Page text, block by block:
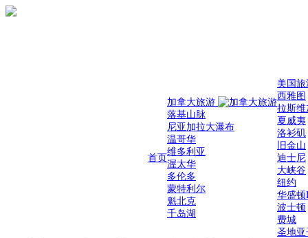
首页
加拿大旅游
落基山脉
尼亚加拉大瀑布
温哥华
维多利亚
渥太华
多伦多
蒙特利尔
魁北克
千岛湖
美国
西雅图
拉斯维
夏威夷
洛衫矶
旧金山
迪士尼
大峡谷
纽约
华盛顿
波士顿
费城
圣地亚